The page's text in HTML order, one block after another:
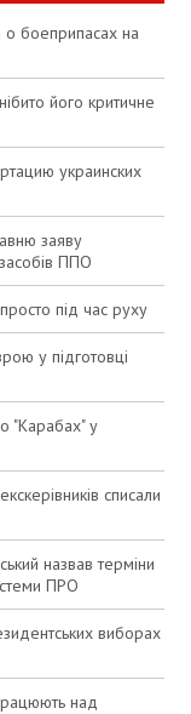
боеприпасах на
його критичне
украинских
заяву
ППО
під час руху
у підготовці
"Карабах" у
списали
назвав терміни
ПРО
виборах
над